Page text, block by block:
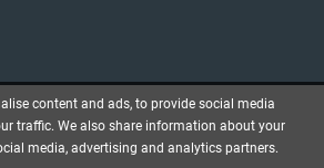
content and ads, to provide social media
traffic. We also share information about your
media, advertising and analytics partners.